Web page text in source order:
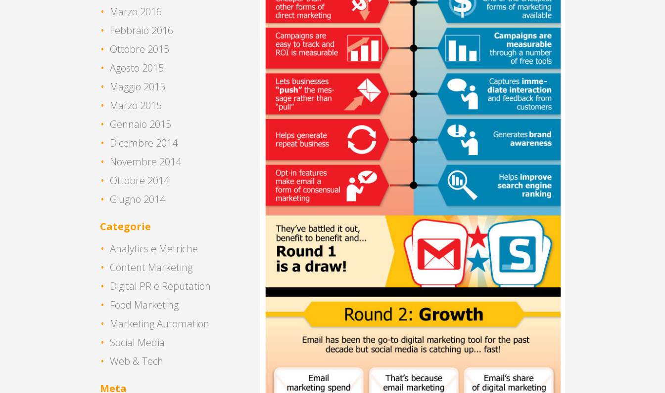
Marzo 2016
Febbraio 2016
Ottobre 2015
Agosto 2015
Maggio 2015
Marzo 2015
Gennaio 2015
Dicembre 2014
Novembre 2014
Ottobre 2014
Giugno 2014
Categorie
Analytics e Metriche
Content Marketing
Digital PR e Reputation
Food Marketing
Marketing Automation
Social Media
Web & Tech
Meta